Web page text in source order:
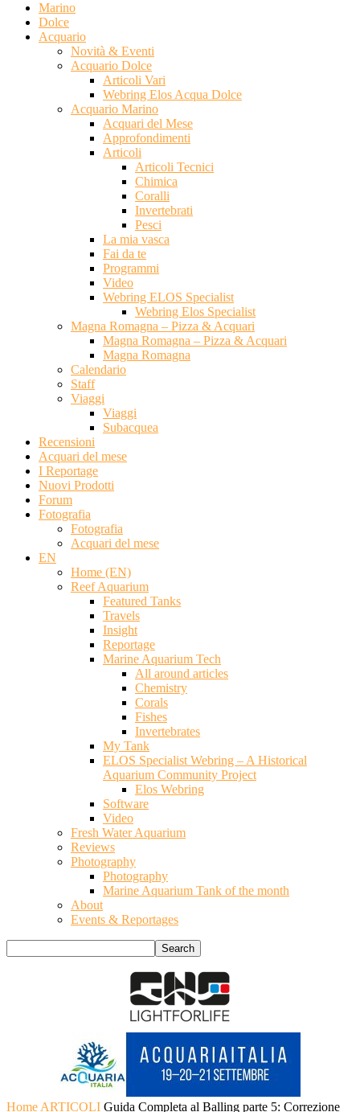
Marino
Dolce
Acquario
Novità & Eventi
Acquario Dolce
Articoli Vari
Webring Elos Acqua Dolce
Acquario Marino
Acquari del Mese
Approfondimenti
Articoli
Articoli Tecnici
Chimica
Coralli
Invertebrati
Pesci
La mia vasca
Fai da te
Programmi
Video
Webring ELOS Specialist
Webring Elos Specialist
Magna Romagna – Pizza & Acquari
Magna Romagna – Pizza & Acquari
Magna Romagna
Calendario
Staff
Viaggi
Viaggi
Subacquea
Recensioni
Acquari del mese
I Reportage
Nuovi Prodotti
Forum
Fotografia
Fotografia
Acquari del mese
EN
Home (EN)
Reef Aquarium
Featured Tanks
Travels
Insight
Reportage
Marine Aquarium Tech
All around articles
Chemistry
Corals
Fishes
Invertebrates
My Tank
ELOS Specialist Webring – A Historical
Aquarium Community Project
Elos Webring
Software
Video
Fresh Water Aquarium
Reviews
Photography
Photography
Marine Aquarium Tank of the month
About
Events & Reportages
Home ARTICOLI Guida Completa al Balling parte 5: Correzione